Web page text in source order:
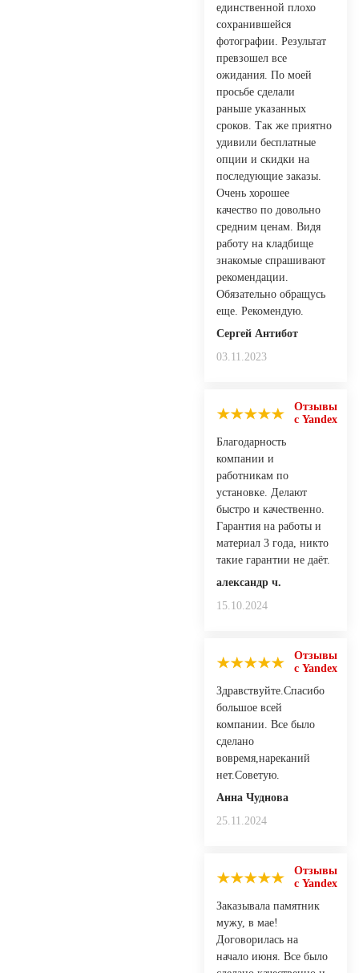
единственной плохо
сохранившейся
фотографии. Результат
превзошел все
ожидания. По моей
просьбе сделали
раньше указанных
сроков. Так же приятно
удивили бесплатные
опции и скидки на
последующие заказы.
Очень хорошее
качество по довольно
средним ценам. Видя
работу на кладбище
знакомые спрашивают
рекомендации.
Обязательно обращусь
еще. Рекомендую.
Сергей Антибот
03.11.2023
Отзывы
с Yandex
Благодарность
компании и
работникам по
установке. Делают
быстро и качественно.
Гарантия на работы и
материал 3 года, никто
такие гарантии не даёт.
александр ч.
15.10.2024
Отзывы
с Yandex
Здравствуйте.Спасибо
большое всей
компании. Все было
сделано
вовремя,нареканий
нет.Советую.
Анна Чуднова
25.11.2024
Отзывы
с Yandex
Заказывала памятник
мужу, в мае!
Договорилась на
начало июня. Все было